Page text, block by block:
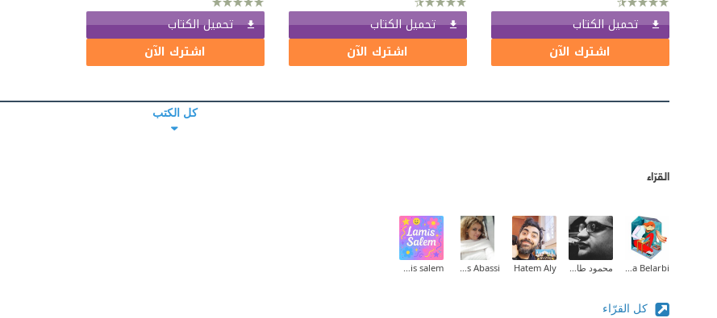
تحميل الكتاب
اشترك الآن
تحميل الكتاب
اشترك الآن
تحميل الكتاب
اشترك الآن
كل الكتب
القرّاء
Halima Belarbi محمود طارق إبراهيم Hatem Aly
Inas Abassi
lamis salem
كل القرّاء